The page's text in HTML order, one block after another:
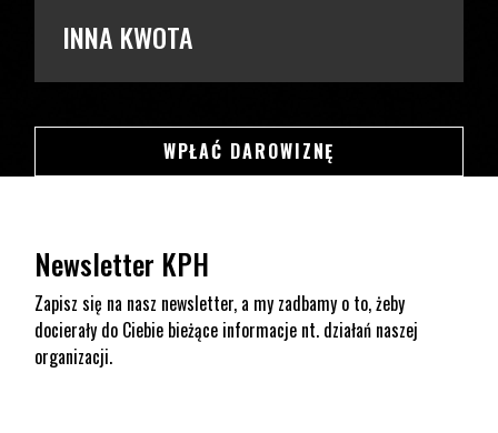
INNA KWOTA
WPŁAĆ DAROWIZNĘ
Newsletter KPH
Zapisz się na nasz newsletter, a my zadbamy o to, żeby
docierały do Ciebie bieżące informacje nt. działań naszej
organizacji.